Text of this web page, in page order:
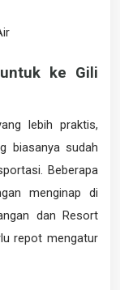
ke Gili
lebih praktis,
biasanya sudah
Beberapa
menginap di
dan Resort
repot mengatur